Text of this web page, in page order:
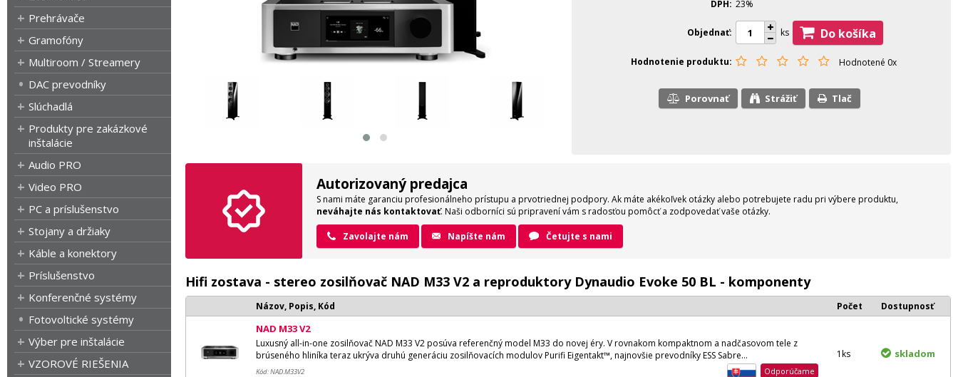
Prehrávače
Gramofóny
Multiroom / Streamery
DAC prevodníky
Slúchadlá
Produkty pre zakázkové
inštalácie
Audio PRO
Video PRO
PC a príslušenstvo
Stojany a držiaky
Káble a konektory
Príslušenstvo
Konferenčné systémy
Fotovoltické systémy
Výber pre inštalácie
VZOROVÉ RIEŠENIA
DPH 23%
Objednať ks Do košíka
Hodnotenie produktu Hodnotené 0x
Porovnať Strážiť Tlač
Autorizovaný predajca
S nami máte garanciu profesionálneho prístupu a prvotriednej podpory. Ak máte akékoľvek otázky alebo potrebujete radu pri výbere produktu,
neváhajte nás kontaktovať. Naši odborníci sú pripravení vám s radosťou pomôcť a zodpovedať vaše otázky.
Zavolajte nám Napíšte nám Četujte s nami
Hifi zostava - stereo zosilňovač NAD M33 V2 a reproduktory Dynaudio Evoke 50 BL - komponenty
Názov, Popis, Kód Počet Dostupnosť
NAD M33 V2
Luxusný all-in-one zosilňovač NAD M33 V2 posúva referenčný model M33 do novej éry. V rovnakom kompaktnom a nadčasovom tele z
brúseného hliníka teraz ukrýva druhú generáciu zosilňovacích modulov Purifi Eigentakt™, najnovšie prevodníky ESS Sabre...
Kód: NAD.M33V2 Odporúčame
1ks skladom